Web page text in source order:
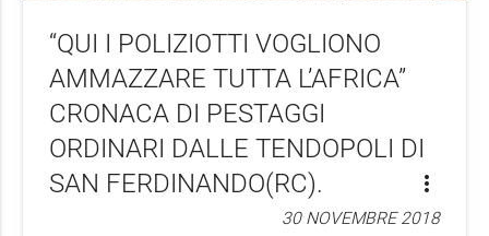
“QUI I POLIZIOTTI VOGLIONO
AMMAZZARE TUTTA L’AFRICA”
CRONACA DI PESTAGGI
ORDINARI DALLE TENDOPOLI DI
SAN FERDINANDO(RC).
more_vert
30 NOVEMBRE 2018